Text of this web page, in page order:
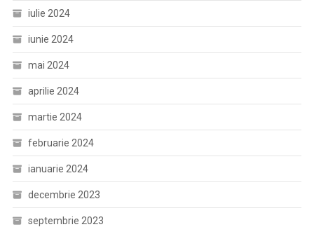
iulie 2024
iunie 2024
mai 2024
aprilie 2024
martie 2024
februarie 2024
ianuarie 2024
decembrie 2023
septembrie 2023